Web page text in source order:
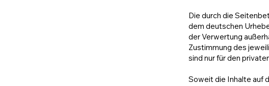
Die durch die
dem deutschen
der Verwertung
Zustimmung des
sind nur für den
Soweit die Inhalte auf